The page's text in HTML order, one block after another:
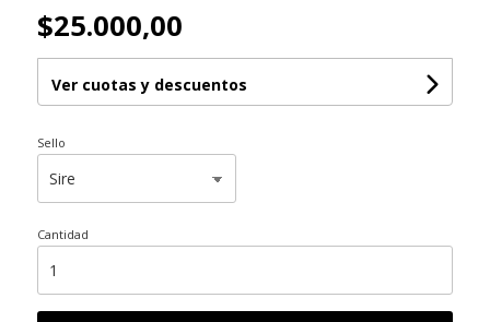
$25.000,00
Ver cuotas y descuentos
Sello
Cantidad